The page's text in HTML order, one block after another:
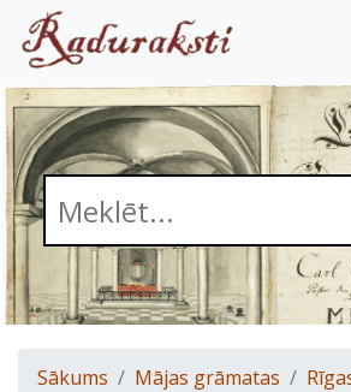
Sākums Mājas grāmatas